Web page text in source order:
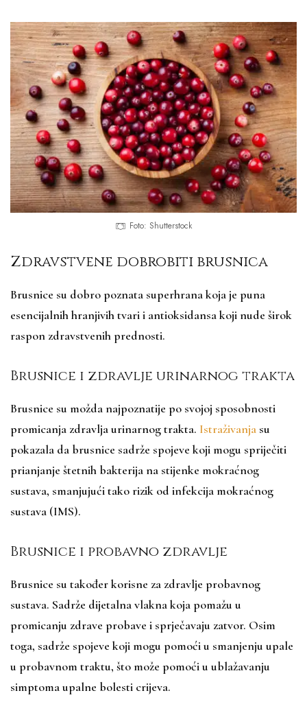
Foto: Shutterstock
Zdravstvene dobrobiti brusnica
Brusnice su dobro poznata superhrana koja je puna
esencijalnih hranjivih tvari i antioksidansa koji nude širok
raspon zdravstvenih prednosti.
Brusnice i zdravlje urinarnog trakta
Brusnice su možda najpoznatije po svojoj sposobnosti
promicanja zdravlja urinarnog trakta. Istraživanja su
pokazala da brusnice sadrže spojeve koji mogu spriječiti
prianjanje štetnih bakterija na stijenke mokraćnog
sustava, smanjujući tako rizik od infekcija mokraćnog
sustava (IMS).
Brusnice i probavno zdravlje
Brusnice su također korisne za zdravlje probavnog
sustava. Sadrže dijetalna vlakna koja pomažu u
promicanju zdrave probave i sprječavaju zatvor. Osim
toga, sadrže spojeve koji mogu pomoći u smanjenju upale
u probavnom traktu, što može pomoći u ublažavanju
simptoma upalne bolesti crijeva.